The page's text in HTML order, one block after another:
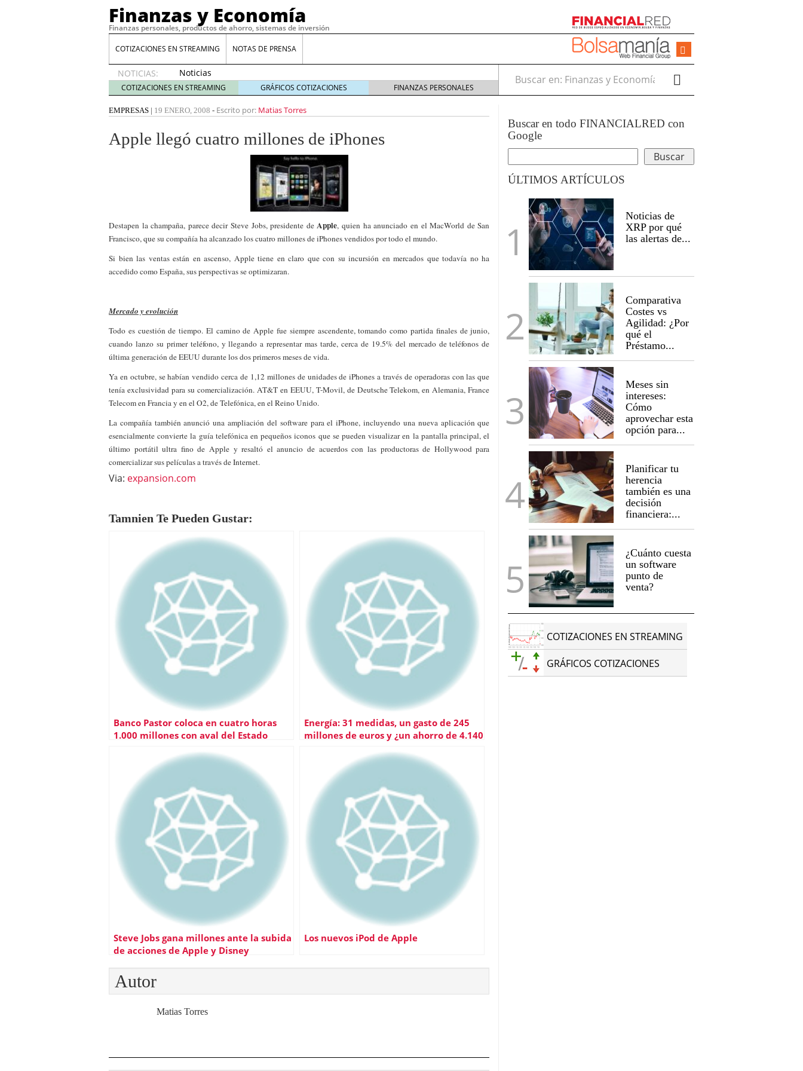
Finanzas y Economía
Finanzas personales, productos de ahorro, sistemas de inversión
COTIZACIONES EN STREAMING NOTAS DE PRENSA
NOTICIAS:
Noticias
de XRP
por qué
las
alertas
de
whales
acelera la rentabilidad? 12 de diciembre de 2025
Meses sin intereses: Cómo aprovechar esta opción para gestionar tus
Planificar tu herencia también es una decisión financiera: cómo anticiparte
a los costes 21 de noviembre de 2025
COTIZACIONES EN STREAMING GRÁFICOS COTIZACIONES FINANZAS PERSONALES
Buscar en:
EMPRESAS | 19 ENERO, 2008 - Escrito por: Matias Torres
Apple llegó cuatro millones de iPhones
Destapen la champaña, parece decir Steve Jobs, presidente deApple, quien ha anunciado en el MacWorld de San
Francisco, que su compañía ha alcanzado los cuatro millones de iPhones vendidos por todo el mundo.
Si bien las ventas están en ascenso, Apple tiene en claro que con su incursión en mercados que todavía no ha
accedido como España, sus perspectivas se optimizaran.
Mercado y evolución
Todo es cuestión de tiempo. El camino de Apple fue siempre ascendente, tomando como partida finales de junio,
cuando lanzo su primer teléfono, y llegando a representar mas tarde, cerca de 19.5% del mercado de teléfonos de
última generación de EEUU durante los dos primeros meses de vida.
Ya en octubre, se habían vendido cerca de 1,12 millones de unidades de iPhones a través de operadoras con las que
tenía exclusividad para su comercialización. AT&T en EEUU, T-Movil, de Deutsche Telekom, en Alemania, France
Telecom en Francia y en el O2, de Telefónica, en el Reino Unido.
La compañía también anunció una ampliación del software para el iPhone, incluyendo una nueva aplicación que
esencialmente convierte la guía telefónica en pequeños iconos que se pueden visualizar en la pantalla principal, el
último portátil ultra fino de Apple y resaltó el anuncio de acuerdos con las productoras de Hollywood para
comercializar sus películas a través de Internet.
Via: expansion.com
Tamnien Te Pueden Gustar:
Banco Pastor coloca en cuatro horas
1.000 millones con aval del Estado
Energía: 31 medidas, un gasto de 245
millones de euros y ¿un ahorro de 4.140
Steve Jobs gana millones ante la subida
de acciones de Apple y Disney
Los nuevos iPod de Apple
Autor
Matias Torres
Buscar en todo FINANCIALRED con
Google
ÚLTIMOS ARTÍCULOS
Noticias de
XRP por qué
las alertas de...
Comparativa
Costes vs
Agilidad: ¿Por
qué el
Préstamo...
Meses sin
intereses:
Cómo
aprovechar esta
opción para...
Planificar tu
herencia
también es una
decisión
financiera:...
¿Cuánto cuesta
un software
punto de
venta?
COTIZACIONES EN STREAMING
GRÁFICOS COTIZACIONES